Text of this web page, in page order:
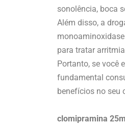
sonolência, boca
Além disso, a
para tratar
Portanto, se você
fundamental
benefícios no seu
clomipramina